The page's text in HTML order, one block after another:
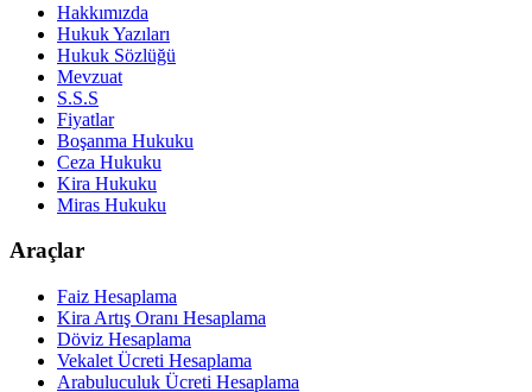
Hakkımızda
Hukuk Yazıları
Hukuk Sözlüğü
Mevzuat
S.S.S
Fiyatlar
Boşanma Hukuku
Ceza Hukuku
Kira Hukuku
Miras Hukuku
Araçlar
Faiz Hesaplama
Kira Artış Oranı Hesaplama
Döviz Hesaplama
Vekalet Ücreti Hesaplama
Arabuluculuk Ücreti Hesaplama